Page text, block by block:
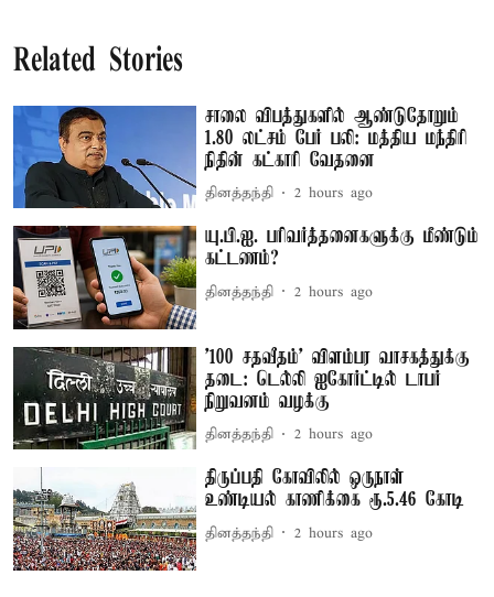
Related Stories
சாலை விபத்துகளில் ஆண்டுதோறும்
1.80 லட்சம் பேர் பலி: மத்திய மந்திரி
நிதின் கட்காரி வேதனை
தினத்தந்தி 2 hours ago
யு.பி.ஐ. பரிவர்த்தனைகளுக்கு மீண்டும்
கட்டணம்?
தினத்தந்தி 2 hours ago
'100 சதவீதம்' விளம்பர வாசகத்துக்கு
தடை: டெல்லி ஐகோர்ட்டில் டாபர்
நிறுவனம் வழக்கு
தினத்தந்தி 2 hours ago
திருப்பதி கோவிலில் ஒருநாள்
உண்டியல் காணிக்கை ரூ.5.46 கோடி
தினத்தந்தி 2 hours ago